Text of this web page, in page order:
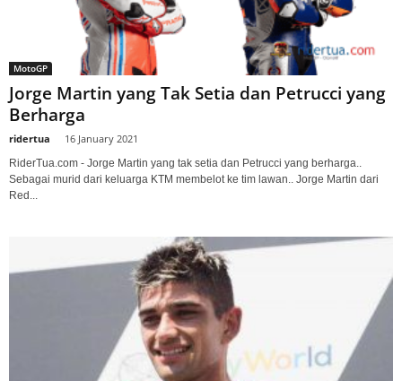
MotoGP
Jorge Martin yang Tak Setia dan Petrucci yang
Berharga
ridertua 16 January 2021
RiderTua.com - Jorge Martin yang tak setia dan Petrucci yang berharga..
Sebagai murid dari keluarga KTM membelot ke tim lawan.. Jorge Martin dari
Red...